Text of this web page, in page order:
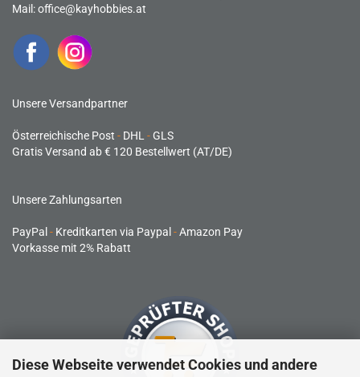
Diese Webseite verwendet Cookies und andere
Mail:office@kayhobbies.at
Unsere Versandpartner
Österreichische Post - DHL -GLS
Gratis Versand ab € 120 Bestellwert (AT/DE)
Unsere Zahlungsarten
PayPal - Kreditkarten via Paypal -Amazon Pay
Vorkasse mit 2% Rabatt